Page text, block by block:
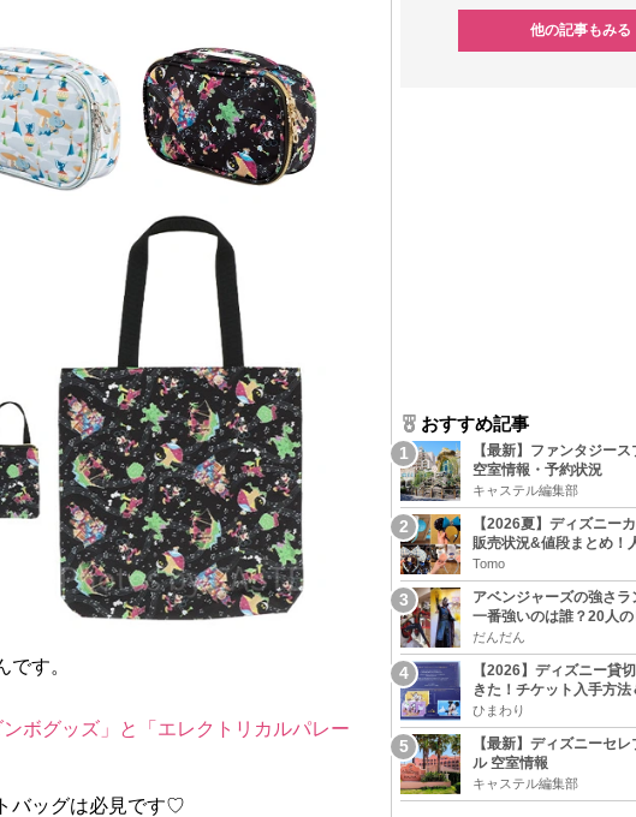
す。
ボグッズ」と「エレクトリカルパレー
バッグは必見です♡
他の記事もみる
おすすめ記事
【最新】ファンタジー
空室情報・予約状況
キャステル編集部
【2026夏】ディズニー
販売状況&値段まとめ！
をチェック
Tomo
アベンジャーズの強さ
一番強いのは誰？20人の
だんだん
【2026】ディズニー貸
きた！チケット入手方
催日程まとめ！
ひまわり
【最新】ディズニーセ
ル 空室情報
キャステル編集部